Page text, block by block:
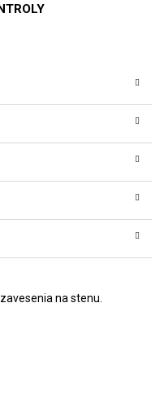
na stenu.